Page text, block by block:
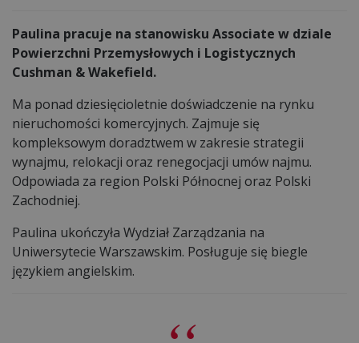
Paulina pracuje na stanowisku Associate w dziale
Powierzchni Przemysłowych i Logistycznych
Cushman & Wakefield.
Ma ponad dziesięcioletnie doświadczenie na rynku
nieruchomości komercyjnych. Zajmuje się
kompleksowym doradztwem w zakresie strategii
wynajmu, relokacji oraz renegocjacji umów najmu.
Odpowiada za region Polski Północnej oraz Polski
Zachodniej.
Paulina ukończyła Wydział Zarządzania na
Uniwersytecie Warszawskim. Posługuje się biegle
językiem angielskim.